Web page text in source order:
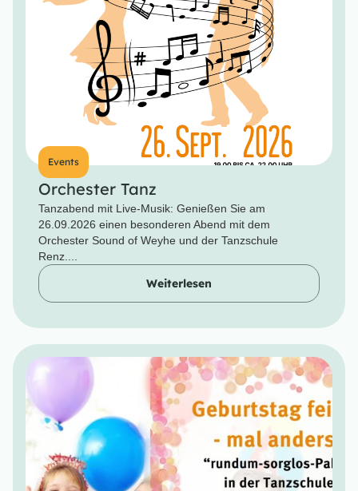
Events
Orchester Tanz
Tanzabend mit Live-Musik: Genießen Sie am
26.09.2026 einen besonderen Abend mit dem
Orchester Sound of Weyhe und der Tanzschule
Renz....
Weiterlesen